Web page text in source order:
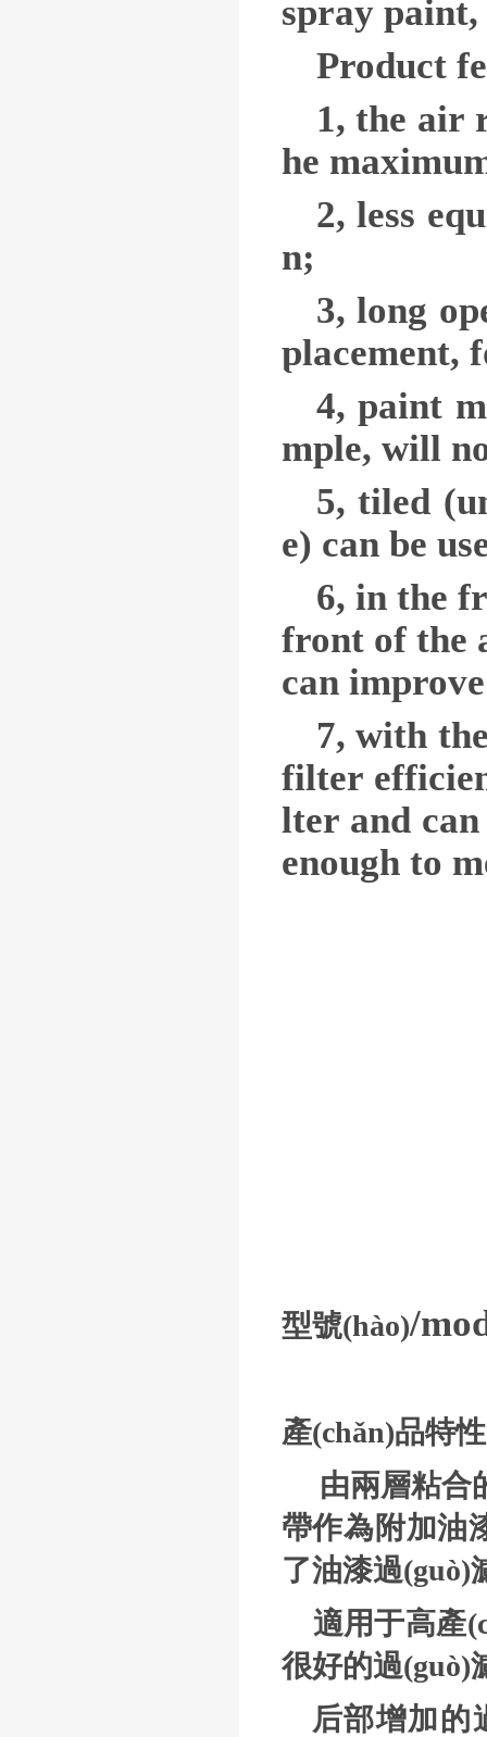
spray
Product
1, the air
he
2, less
n;
3, long
placement,
4, paint
mple, will
5, tiled
e) can be
6, in the
front of the
can
7, with
filter
lter and
enough to
型號(hào)/
產(chǎn)品特
由兩層粘合
帶作為附加油
了油漆過(guò)
適用于高產
很好的過(guò)
后部增加的